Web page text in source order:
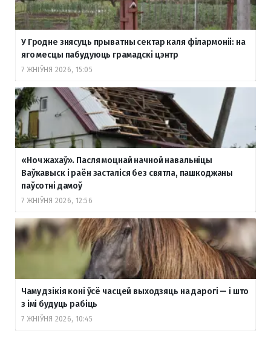
У Гродне знясуць прыватны сектар каля філармоніі: на
яго месцы пабудуюць грамадскі цэнтр
7 ЖНІЎНЯ 2026, 15:05
«Ноч жахаў». Пасля моцнай начной навальніцы
Ваўкавыск і раён засталіся без святла, пашкоджаны
паўсотні дамоў
7 ЖНІЎНЯ 2026, 12:56
Чаму дзікія коні ўсё часцей выходзяць на дарогі — і што
з імі будуць рабіць
7 ЖНІЎНЯ 2026, 10:45